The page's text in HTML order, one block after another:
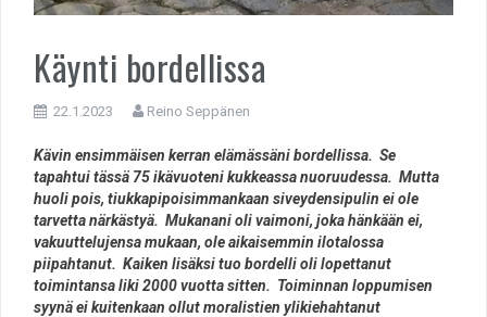
Käynti bordellissa
22.1.2023 Reino Seppänen
Kävin ensimmäisen kerran elämässäni bordellissa. Se
tapahtui tässä 75 ikävuoteni kukkeassa nuoruudessa. Mutta
huoli pois, tiukkapipoisimmankaan siveydensipulin ei ole
tarvetta närkästyä. Mukanani oli vaimoni, joka hänkään ei,
vakuuttelujensa mukaan, ole aikaisemmin ilotalossa
piipahtanut. Kaiken lisäksi tuo bordelli oli lopettanut
toimintansa liki 2000 vuotta sitten. Toiminnan loppumisen
syynä ei kuitenkaan ollut moralistien ylikiehahtanut